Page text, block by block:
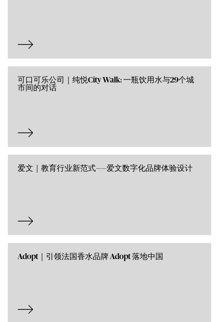
可口可乐公司｜纯悦City Walk: 一瓶饮用水与29个城
市间的对话
爱文｜教育行业新范式——爱文数字化品牌体验设计
Adopt｜引领法国香水品牌 Adopt 落地中国